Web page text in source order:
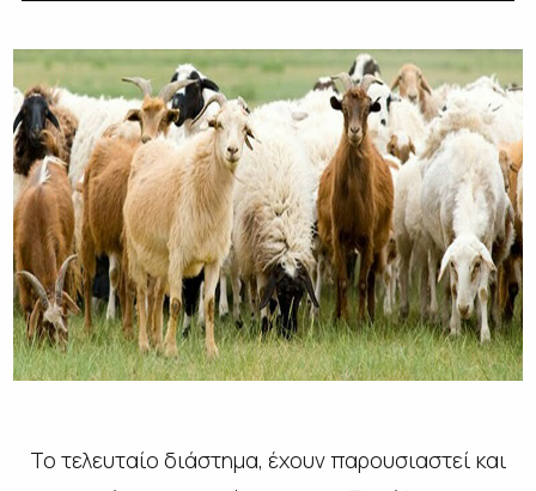
Το τελευταίο διάστημα, έχουν παρουσιαστεί και